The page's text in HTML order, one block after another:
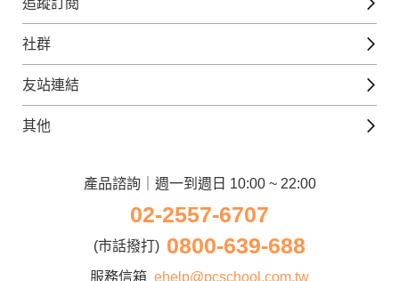
韓語課程
法文課程
兒童日語課程
外語補給站
美日語數位學院
追蹤訂閱
Gjun-就醬學外語
官方Youtube
社群
英語觀光城
日語觀光城
友站連結
iWorld JR
電腦直播教學
巨匠東大日語
其他
產品諮詢｜週一到週日 10:00 ~ 22:00
02-2557-6707
(市話撥打) 0800-639-688
服務信箱 ehelp@pcschool.com.tw